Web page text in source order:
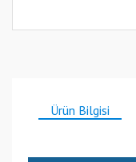
Ürün Bilgisi